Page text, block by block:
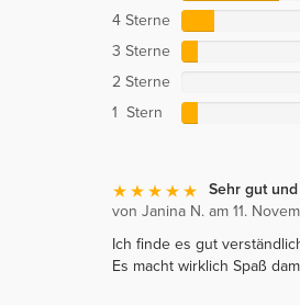
4 Sterne
3 Sterne
2 Sterne
1 Stern
Sehr gut
von Janina N. am 11.
Ich finde es gut
Es macht wirklich Spaß